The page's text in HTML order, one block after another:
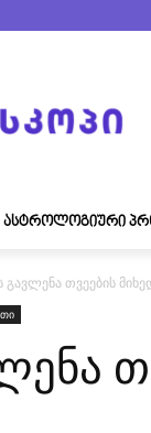
ᲐᲡᲢᲠᲝᲚᲝᲒᲘᲣᲠᲘ
გავლენა თვეების